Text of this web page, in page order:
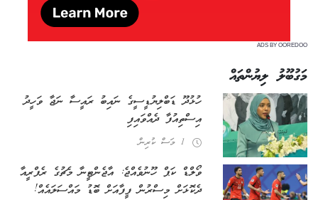
ADS BY OOREDOO
މަގުބޫލު ލިޔުންތައް
ހުޅުދޫ ޑަބްލިޔުޑީސީގެ ނައިބު ރައީސާ ނަޖާ ވަހީދު
އިސްތިއުފާ ދެއްވައިފި
1 މަސް ކުރިން
ވޯލްޑް ކަޕް ހޫނުވެއްޖެ: އާޖެންޓީނާ މެޗުގެ ރެފްރީއާ
ދެކޮޅަށް މިސްރުން ފީފާއަށް ބޮޑު މައްސަލައެއް!